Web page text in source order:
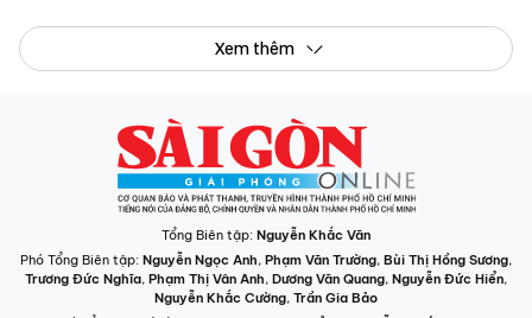
Tổng Biên tập:Nguyễn Khắc Văn
Phó Tổng Biên tập:Nguyễn Ngọc Anh,Phạm Văn Trường,Bùi Thị Hồng Sương
Nguyễn Khắc Cường,Trần Gia Bảo
Phó Tổng Thư ký tòa soạn:Ngô Quang Trưởng,Nguyễn Chiến Dũng,
Nguyễn Phước Bình